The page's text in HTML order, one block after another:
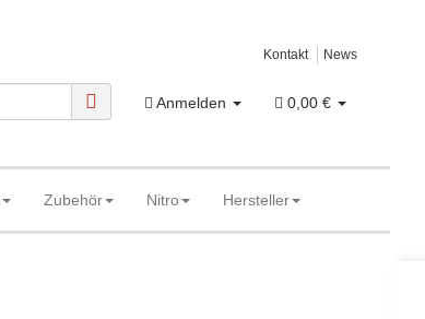
Kontakt News
Anmelden 0,00 €
Zubehör Nitro Hersteller